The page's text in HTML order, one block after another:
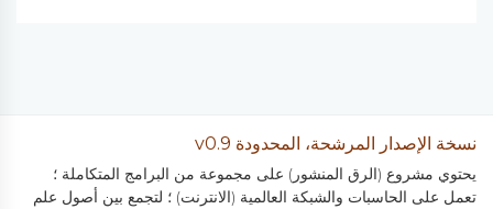
نسخة الإصدار المرشحة، المحدودة v0.9
يحتوي مشروع (الرق المنشور) على مجموعة من البرامج المتكاملة ؛
تعمل على الحاسبات والشبكة العالمية (الانترنت) ؛ لتجمع بين أصول علم